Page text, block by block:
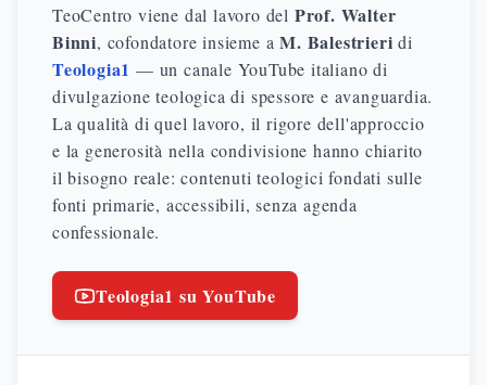
TeoCentro viene dal lavoro del Prof. Walter
Binni, cofondatore insieme aM. Balestrieri di
Teologia1 — un canale YouTube italiano di
divulgazione teologica di spessore e avanguardia.
La qualità di quel lavoro, il rigore dell'approccio
e la generosità nella condivisione hanno chiarito
il bisogno reale: contenuti teologici fondati sulle
fonti primarie, accessibili, senza agenda
confessionale.
Teologia1 su YouTube